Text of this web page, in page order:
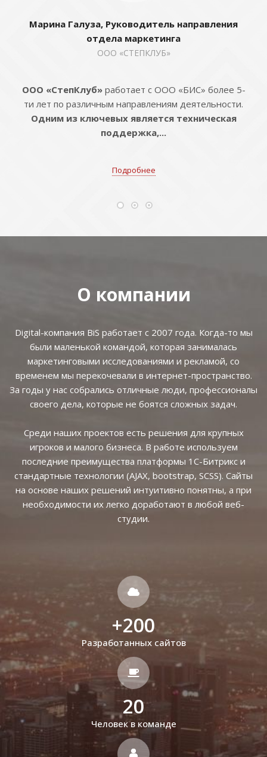
Марина Галуза, Руководитель направления
отдела маркетинга
ООО «СТЕПКЛУБ»
ООО «СтепКлуб»работает с ООО «БИС» более 5-
ти лет по различным направлениям деятельности.
Одним из ключевых является техническая
поддержка,...
Подробнее
О компании
Digital-компания BiS работает с 2007 года. Когда-то мы
были маленькой командой, которая занималась
маркетинговыми исследованиями и рекламой, со
временем мы перекочевали в интернет-пространство.
За годы у нас собрались отличные люди, профессионалы
своего дела, которые не боятся сложных задач.
Среди наших проектов есть решения для крупных
игроков и малого бизнеса. В работе используем
последние преимущества платформы 1С-Битрикс и
стандартные технологии (AJAX, bootstrap, SCSS). Сайты
на основе наших решений интуитивно понятны, а при
необходимости их легко доработают в любой веб-
студии.
+200
Разработанных сайтов
20
Человек в команде